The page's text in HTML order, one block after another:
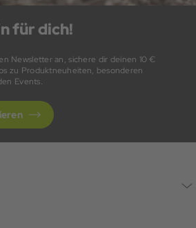
für dich!
Newsletter an, sichere dir deinen 10 €
zu Produktneuheiten, besonderen
Events.